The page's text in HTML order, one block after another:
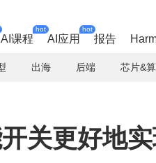
AI课程
hot
AI应用
hot
报告
出海 后端 芯片&
关更好地